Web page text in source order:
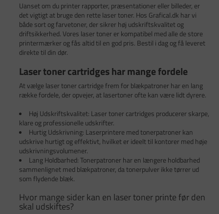
Uanset om du printer rapporter, præsentationer eller billeder, er
det vigtigt at bruge den rette laser toner. Hos Grafical.dk har vi
både sort og farvetoner, der sikrer høj udskriftskvalitet og
driftsikkerhed. Vores laser toner er kompatibel med alle de store
printermærker og fås altid til en god pris. Bestil i dag og få leveret
direkte til din dør.
Laser toner cartridges har mange fordele
At vælge laser toner cartridge frem for blækpatroner har en lang
række fordele, der opvejer, at lasertoner ofte kan være lidt dyrere.
Høj Udskriftskvalitet: Laser toner cartridges producerer skarpe,
klare og professionelle udskrifter.
Hurtig Udskrivning: Laserprintere med tonerpatroner kan
udskrive hurtigt og effektivt, hvilket er ideelt til kontorer med høje
udskrivningsvolumener.
Lang Holdbarhed: Tonerpatroner har en længere holdbarhed
sammenlignet med blækpatroner, da tonerpulver ikke tørrer ud
som flydende blæk.
Hvor mange sider kan en laser toner printe før den
skal udskiftes?